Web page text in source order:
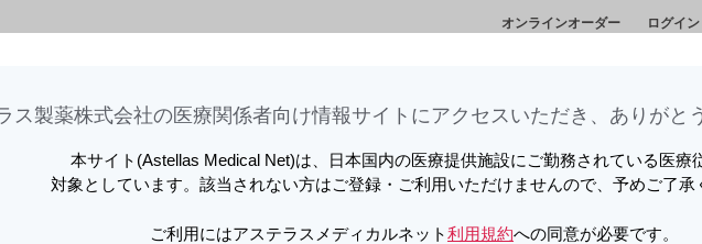
オンラインオーダー ログイン
ルネットでは、利便性向上、利用履歴の収集・集計のため
クセスデータを取得しています。詳しくは
グラセプター
ス製薬株式会社の医療関係者向け情報サイトに​アクセスいただき、ありがと
本サイト(Astellas Medical Net)は、日本国内の医療提供施設にご勤務されている医療
対象としています。該当されない方はご登録・ご利用いただけませんので、予めご了承
ご利用にはアステラスメディカルネット利用規約への同意が必要です。